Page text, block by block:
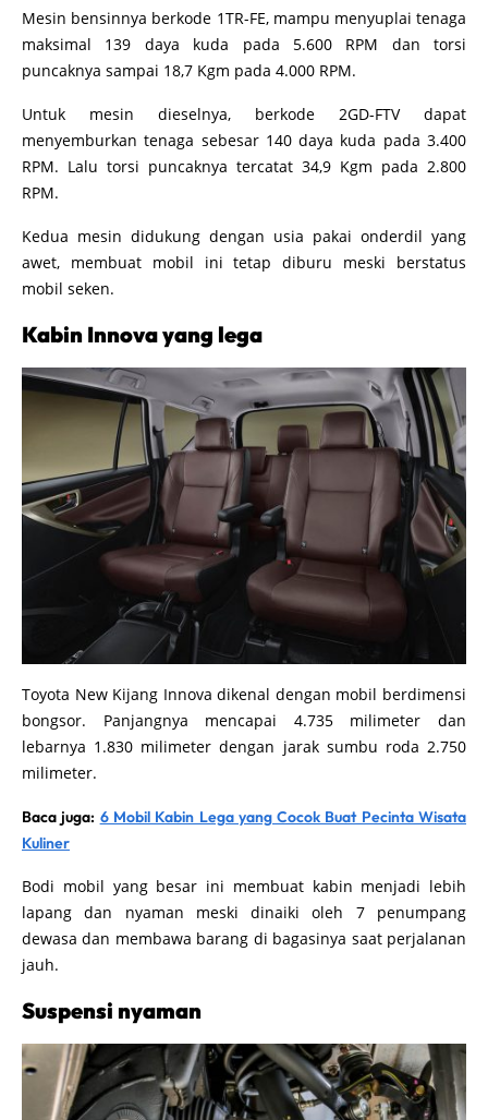
Mesin bensinnya berkode 1TR-FE, mampu menyuplai tenaga
maksimal 139 daya kuda pada 5.600 RPM dan torsi
puncaknya sampai 18,7 Kgm pada 4.000 RPM.
Untuk mesin dieselnya, berkode 2GD-FTV dapat
menyemburkan tenaga sebesar 140 daya kuda pada 3.400
RPM. Lalu torsi puncaknya tercatat 34,9 Kgm pada 2.800
RPM.
Kedua mesin didukung dengan usia pakai onderdil yang
awet, membuat mobil ini tetap diburu meski berstatus
mobil seken.
Kabin Innova yang lega
Toyota New Kijang Innova dikenal dengan mobil berdimensi
bongsor. Panjangnya mencapai 4.735 milimeter dan
lebarnya 1.830 milimeter dengan jarak sumbu roda 2.750
milimeter.
Baca juga: 6 Mobil Kabin Lega yang Cocok Buat Pecinta Wisata
Kuliner
Bodi mobil yang besar ini membuat kabin menjadi lebih
lapang dan nyaman meski dinaiki oleh 7 penumpang
dewasa dan membawa barang di bagasinya saat perjalanan
jauh.
Suspensi nyaman